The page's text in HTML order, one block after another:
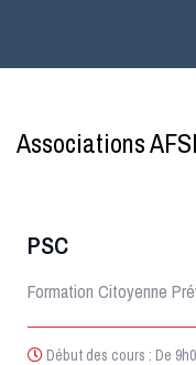
Associations AFSI
PSC
Formation Citoyenne
Début des cours : De